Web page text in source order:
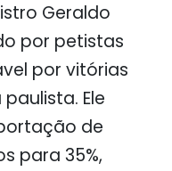
Geraldo
por petistas
por vitórias
Ele
de
para 35%,